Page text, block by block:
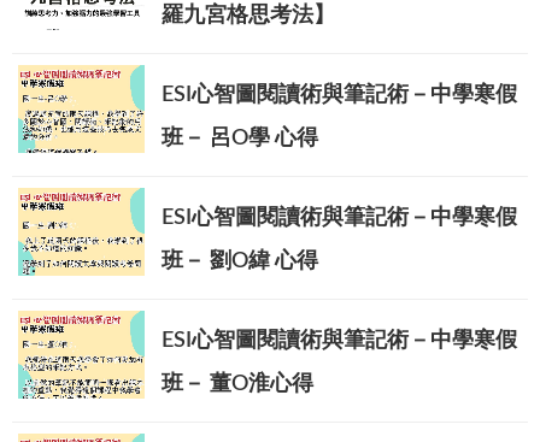
羅九宮格思考法】
ESI心智圖閱讀術與筆記術－中學寒假
班－ 呂O學 心得
ESI心智圖閱讀術與筆記術－中學寒假
班－ 劉O緯 心得
ESI心智圖閱讀術與筆記術－中學寒假
班－ 董O淮心得